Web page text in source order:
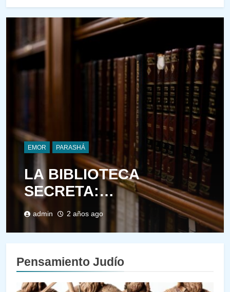
EMOR PARASHÁ
LA BIBLIOTECA
SECRETA:
INTRODUCCIÓN A LA
DIMENSIÓN INTERIOR
admin 2 años ago
Pensamiento Judío